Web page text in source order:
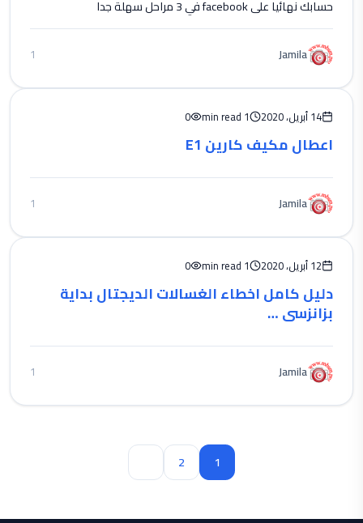
حسابك نهائيا على facebook في 3 مراحل سهلة جدا
Jamila
1
14 أبريل، 2020 1 min read
0
اعطال مكيف كارين E1
Jamila
1
12 أبريل، 2020 1 min read
0
دليل كامل اخطاء الغسالات الديجتال بداية
بزانزسي …
Jamila
1
1
2